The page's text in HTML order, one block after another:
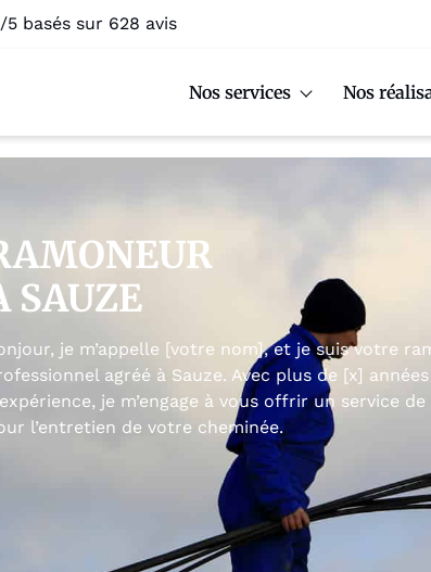
5 basés sur 628 avis
Nos services Nos
SAUZE
je m’appelle [votre nom], et je suis votre
agréé à Sauze. Avec plus de [x] années
je m’engage à vous offrir un service
l’entretien de votre cheminée.